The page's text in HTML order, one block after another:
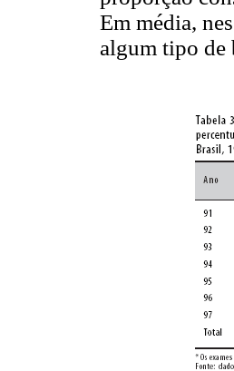
Em média,
algum tipo de